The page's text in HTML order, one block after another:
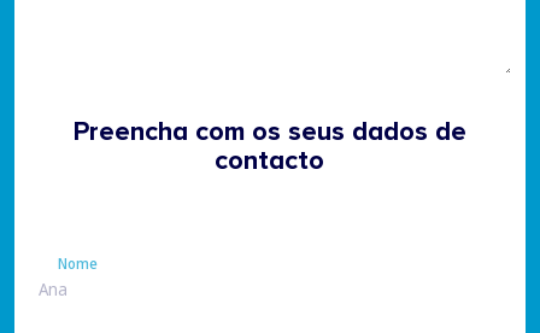
Preencha com os seus dados de
contacto
Nome